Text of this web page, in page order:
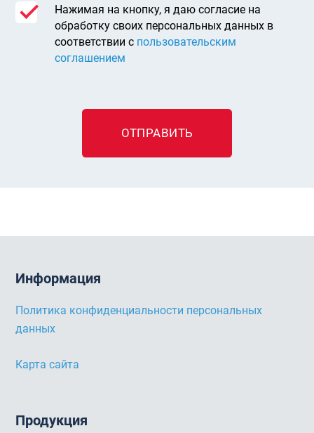
Нажимая на кнопку, я даю согласие на
обработку своих персональных данных в
соответствии с пользовательским
соглашением
ОТПРАВИТЬ
Информация
Политика конфиденциальности персональных
данных
Карта сайта
Продукция